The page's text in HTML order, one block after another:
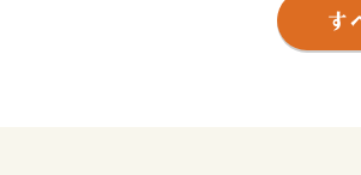
があふれる江の島、４
や野菜・果物…、暮ら
ちとして、これから